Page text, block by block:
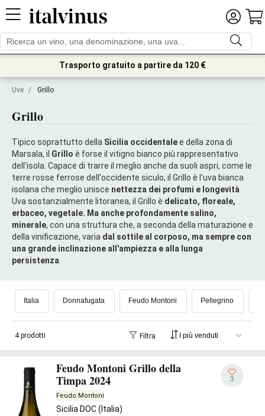
Trasporto gratuito a partire da 120 €
Uve / Grillo
Grillo
Tipico soprattutto della Sicilia occidentalee della zona di
Marsala, il Grillo è forse il vitigno bianco più rappresentativo
dell'isola. Capace di trarre il meglio anche da suoli aspri, come le
terre rosse ferrose dell'occidente siculo, il Grillo è l'uva bianca
isolana che meglio unisce nettezza dei profumi e longevità
Uva sostanzialmente litoranea, il Grillo è delicato, floreale,
erbaceo, vegetale. Ma anche profondamente salino,
minerale, con una struttura che, a seconda della maturazione e
della vinificazione, varia dal sottile al corposo, ma sempre con
una grande inclinazione all'ampiezza e alla lunga
persistenza
Italia Donnafugata Feudo Montoni Pellegrino
4 prodotti Filtra
Feudo Montoni Grillo della
Timpa 2024
Feudo Montoni
Sicilia DOC (Italia)
3